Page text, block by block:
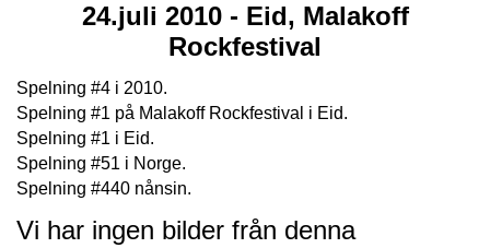
24.juli 2010 - Eid, Malakoff
Rockfestival
Spelning #4 i 2010.
Spelning #1 på Malakoff Rockfestival i Eid.
Spelning #1 i Eid.
Spelning #51 i Norge.
Spelning #440 nånsin.
Vi har ingen bilder från denna